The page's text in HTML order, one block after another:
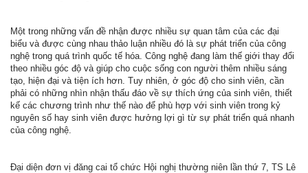
Một trong những vấn đề nhận được nhiều sự quan tâm của các đại
biểu và được cùng nhau thảo luận nhiều đó là sự phát triển của công
nghệ trong quá trình quốc tế hóa. Công nghệ đang làm thế giới thay đổi
theo nhiều góc độ và giúp cho cuộc sống con người thêm nhiều sáng
tạo, hiện đại và tiện ích hơn. Tuy nhiên, ở góc độ cho sinh viên, cần
phải có những nhìn nhận thấu đáo về sự thích ứng của sinh viên, thiết
kế các chương trình như thế nào để phù hợp với sinh viên trong kỷ
nguyên số hay sinh viên được hưởng lợi gì từ sự phát triển quá nhanh
của công nghệ.
Đại diện đơn vị đăng cai tổ chức Hội nghị thường niên lần thứ 7, TS Lê